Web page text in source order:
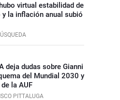
virtual estabilidad de
la inflación anual subió
deja dudas sobre Gianni
del Mundial 2030 y
la AUF
PITTALUGA